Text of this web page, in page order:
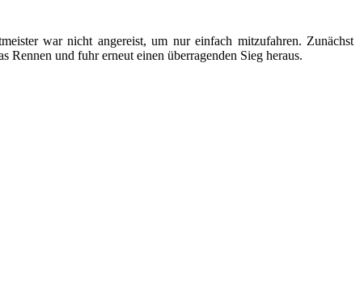
war nicht angereist, um nur einfach mitzufahren. Zunächst
Rennen und fuhr erneut einen überragenden Sieg heraus.